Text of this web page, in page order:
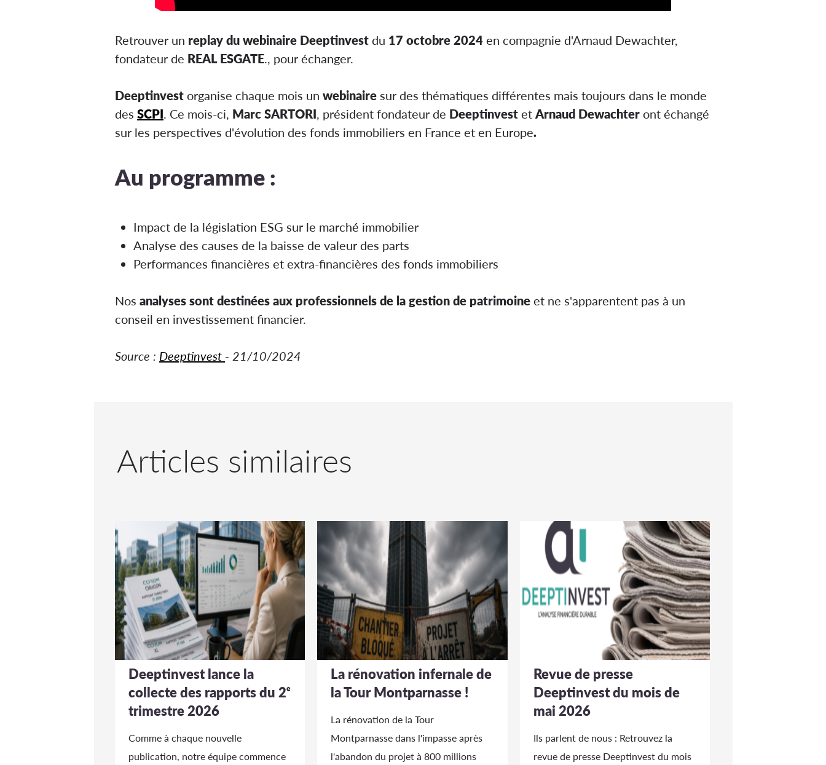
Retrouver un replay du webinaire Deeptinvest du 17 octobre 2024 en compagnie d'Arnaud Dewachter,
fondateur de REAL ESGATE., pour échanger.
Deeptinvest organise chaque mois un webinaire sur des thématiques différentes mais toujours dans le monde
des SCPI. Ce mois-ci, Marc SARTORI, président fondateur de Deeptinvest et Arnaud Dewachter ont échangé
sur les perspectives d'évolution des fonds immobiliers en France et en Europe.
Au programme :
Impact de la législation ESG sur le marché immobilier
Analyse des causes de la baisse de valeur des parts
Performances financières et extra-financières des fonds immobiliers
Nos analyses sont destinées aux professionnels de la gestion de patrimoine et ne s'apparentent pas à un
conseil en investissement financier.
Source : Deeptinvest - 21/10/2024
Articles similaires
Deeptinvest lance la
collecte des rapports du 2ᵉ
trimestre 2026
Comme à chaque nouvelle
publication, notre équipe commence
La rénovation infernale de
la Tour Montparnasse !
La rénovation de la Tour
Montparnasse dans l'impasse après
l'abandon du projet à 800 millions
Revue de presse
Deeptinvest du mois de
mai 2026
Ils parlent de nous : Retrouvez la
revue de presse Deeptinvest du mois